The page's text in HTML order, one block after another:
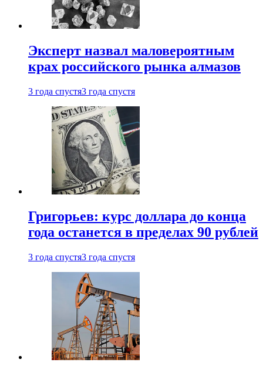
Эксперт назвал маловероятным
крах российского рынка алмазов
3 года спустя3 года спустя
Григорьев: курс доллара до конца
года останется в пределах 90 рублей
3 года спустя3 года спустя